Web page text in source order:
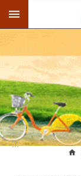
跳到主要內容區塊
:::